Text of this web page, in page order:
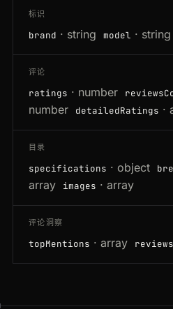
标识
brand · string model · string
评论
ratings · number
number
detailedRatings ·
目录
specifications · object
array
images · array
评论洞察
topMentions · array reviews